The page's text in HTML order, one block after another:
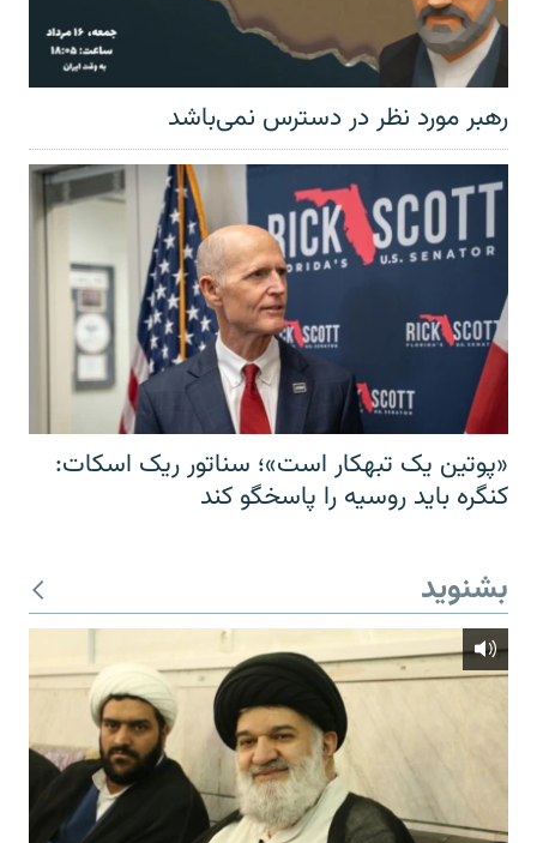
رهبر مورد نظر در دسترس نمی‌باشد
«پوتین یک تبهکار است»؛ سناتور ریک اسکات:
کنگره باید روسیه را پاسخگو کند
بشنوید